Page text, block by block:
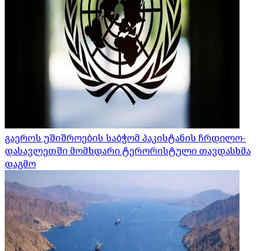
გაეროს უშიშროების საბჭომ პაკისტანის ჩრდილო-
დასავლეთში მომხდარი ტერორისტული თავდასხმა
დაგმო